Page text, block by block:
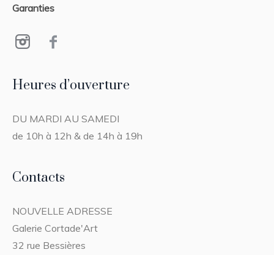
Garanties
Heures d’ouverture
DU MARDI AU SAMEDI
de 10h à 12h & de 14h à 19h
Contacts
NOUVELLE ADRESSE
Galerie Cortade'Art
32 rue Bessières